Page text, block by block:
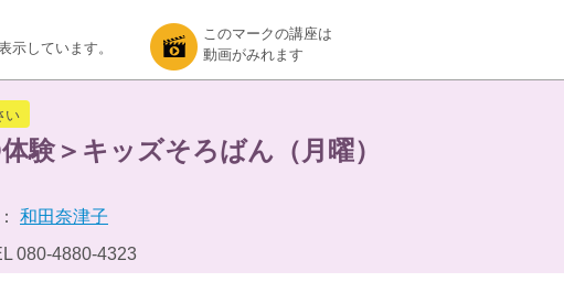
示しています。
このマークの講座は
動画がみれます
い
験＞キッズそろばん（月曜）
和田奈津子
080-4880-4323